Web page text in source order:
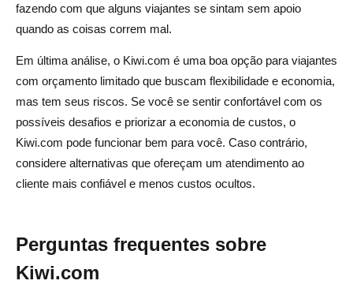
fazendo com que alguns viajantes se sintam sem apoio
quando as coisas correm mal.
Em última análise, o Kiwi.com é uma boa opção para viajantes
com orçamento limitado que buscam flexibilidade e economia,
mas tem seus riscos. Se você se sentir confortável com os
possíveis desafios e priorizar a economia de custos, o
Kiwi.com pode funcionar bem para você. Caso contrário,
considere alternativas que ofereçam um atendimento ao
cliente mais confiável e menos custos ocultos.
Perguntas frequentes sobre
Kiwi.com